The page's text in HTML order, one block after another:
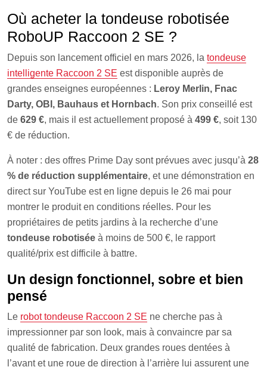
Où acheter la tondeuse robotisée
RoboUP Raccoon 2 SE ?
Depuis son lancement officiel en mars 2026, la tondeuse
intelligente Raccoon 2 SE est disponible auprès de
grandes enseignes européennes : Leroy Merlin, Fnac
Darty, OBI, Bauhaus et Hornbach. Son prix conseillé est
de 629 €, mais il est actuellement proposé à 499 €, soit 130
€ de réduction.
À noter : des offres Prime Day sont prévues avec jusqu’à 28
% de réduction supplémentaire, et une démonstration en
direct sur YouTube est en ligne depuis le 26 mai pour
montrer le produit en conditions réelles. Pour les
propriétaires de petits jardins à la recherche d’une
tondeuse robotisée à moins de 500 €, le rapport
qualité/prix est difficile à battre.
Un design fonctionnel, sobre et bien
pensé
Le robot tondeuse Raccoon 2 SE ne cherche pas à
impressionner par son look, mais à convaincre par sa
qualité de fabrication. Deux grandes roues dentées à
l’avant et une roue de direction à l’arrière lui assurent une